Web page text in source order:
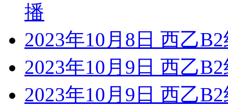
播
2023年10月8日 西乙
2023年10月9日 西乙
2023年10月9日 西乙